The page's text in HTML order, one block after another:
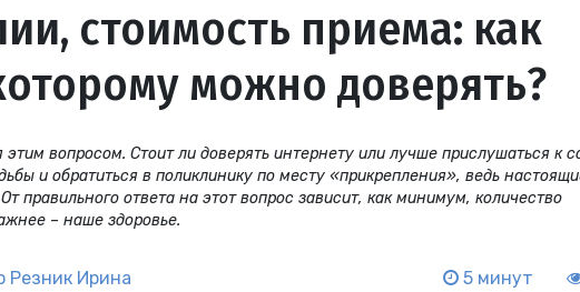
стоимость приема: как
можно доверять?
вопросом. Стоит ли доверять интернету или лучше прислушаться к
и обратиться в поликлинику по месту «прикрепления», ведь
правильного ответа на этот вопрос зависит, как минимум, количество
– наше здоровье.
Резник Ирина 5 минут